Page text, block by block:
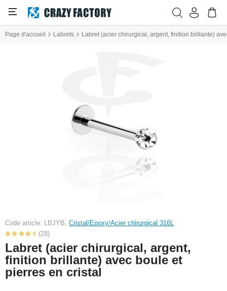
Page d'accueil Labrets Labret (acier chirurgical, argent, finition brillante)
Code article: LBJYB, Cristal/Epoxy/Acier chirurgical 316L
(28)
Labret (acier chirurgical, argent,
finition brillante) avec boule et
pierres en cristal